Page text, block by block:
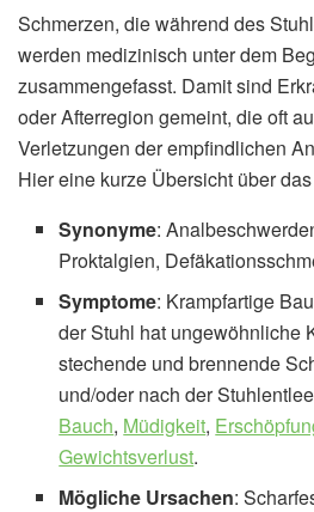
Schmerzen, die während des
werden medizinisch unter dem
zusammengefasst. Damit sind
oder Afterregion gemeint, die oft
Verletzungen der empfindlichen
Hier eine kurze Übersicht über
Synonyme:
Proktalgien,
Symptome: Krampfartige
der Stuhl hat ungewöhnliche
stechende und brennende
und/oder nach der
Bauch, Müdigkeit,
Gewichtsverlust.
Mögliche Ursachen: